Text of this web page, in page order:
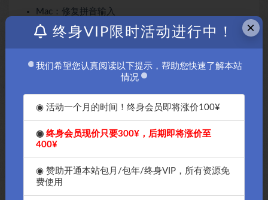
Mac：修复拼音输入
Mac：键盘键现在可以按预期绑定
Mac：为 macOS 应用程序选项卡添加了键绑定
Windows，Linux：键入时隐藏鼠标光标。通过
hide_pointer_while_typing设置控制
Windows，Linux：修复了无法绑定Ctrl+Break的问题
编辑器控件
添加文件/打印，通过浏览器打印
添加编辑/复制为 HTML
×
终身VIP限时活动进行中！
我们希望您认真阅读以下提示，帮助您快速了解本站
情况
◉ 活动一个月的时间！终身会员即将涨价100¥
◉终身会员现价只要300¥，后期即将涨价至
400¥
◉ 赞助开通本站包月/包年/终身VIP，所有资源免
费使用